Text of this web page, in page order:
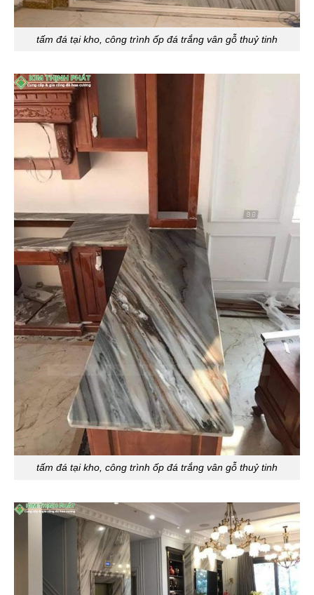
tấm đá tại kho, công trình ốp đá trắng vân gỗ thuỷ tinh
tấm đá tại kho, công trình ốp đá trắng vân gỗ thuỷ tinh